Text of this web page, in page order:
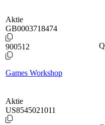
Aktie
GB0003718474
900512
Games Workshop
Q
Aktie
US8545021011